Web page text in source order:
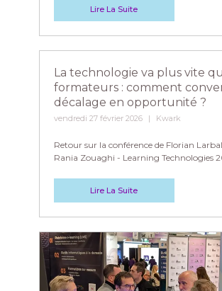
Lire La Suite
La technologie va plus vite
formateurs : comment
décalage en opportunité ?
vendredi 27 février 2026 Kwark
Retour sur la conférence de Florian
Rania Zouaghi - Learning Technologies
Lire La Suite